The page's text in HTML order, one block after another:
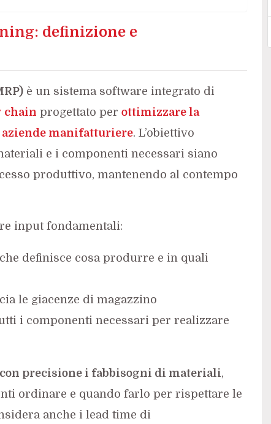
definizione e
è un sistema software integrato di
chain progettato per ottimizzare la
manifatturiere. L’obiettivo
e i componenti necessari siano
produttivo, mantenendo al contempo
input fondamentali:
definisce cosa produrre e in quali
le giacenze di magazzino
i componenti necessari per realizzare
con precisione i fabbisogni di materiali,
ordinare e quando farlo per rispettare le
anche i lead time di